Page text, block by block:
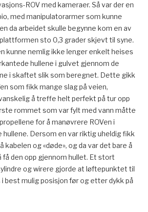
ROV med kameraer. Så var der en
med manipulatorarmer som kunne
da arbeidet skulle begynne kom en av
sto 0,3 grader skjevt til syne.
kunne nemlig ikke lenger enkelt heises
hullene i gulvet gjennom de
i skaftet slik som beregnet. Dette gikk
som fikk mange slag på veien,
å treffe helt perfekt på tur opp
rommet som var fylt med vann måtte
for å manøvrere ROVen i
Dersom en var riktig uheldig fikk
kabelen og «døde», og da var det bare å
få den opp gjennom hullet. Et stort
og wirere gjorde at løftepunktet til
best mulig posisjon før og etter dykk på